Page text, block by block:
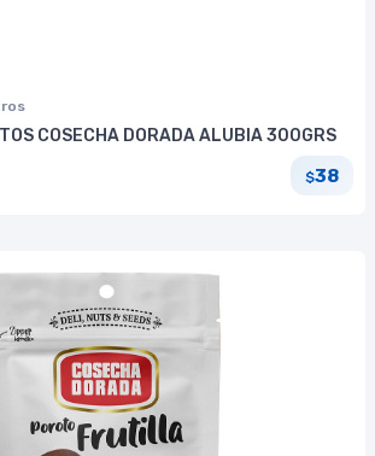
COSECHA DORADA ALUBIA 300GRS
$38